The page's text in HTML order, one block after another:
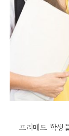
프리메드 학생